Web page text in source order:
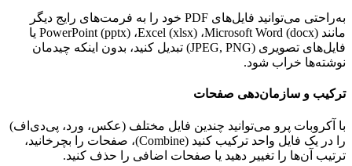
به‌راحتی می‌توانید فایل‌های PDF خود را به فرمت‌های رایج دیگر
مانند Microsoft Word (docx)، Excel (xlsx)، PowerPoint (pptx) یا
فایل‌های تصویری (JPEG, PNG) تبدیل کنید، بدون اینکه چیدمان
نوشته‌ها خراب شود.
ترکیب و سازمان‌دهی صفحات
با آکروبات پرو می‌توانید چندین فایل مختلف (عکس، ورد، پی‌دی‌اف)
را در یک فایل واحد ترکیب کنید (Combine)، صفحات را بچرخانید،
ترتیب آن‌ها را تغییر دهید یا صفحات اضافی را حذف کنید.